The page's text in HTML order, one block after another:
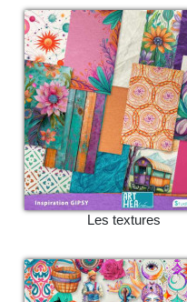
Les textures